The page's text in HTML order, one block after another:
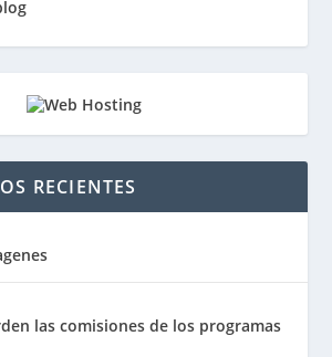
RECIENTES
las comisiones de los programas